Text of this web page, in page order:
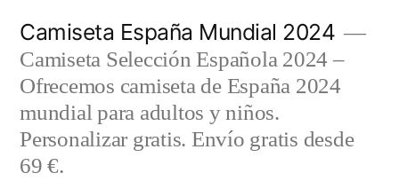
contenido
Camiseta España Mundial 2024
Camiseta Selección Española 2024 –
Ofrecemos camiseta de España 2024
mundial para adultos y niños.
Personalizar gratis. Envío gratis desde
69 €.